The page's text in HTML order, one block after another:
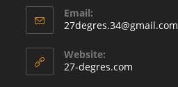
Email:
27degres.34@gmail.com
Website:
27-degres.com